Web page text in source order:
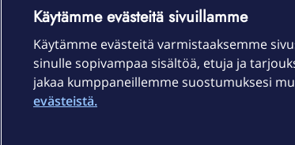
TV & audio
Kodinkoneet
Kamerat ja dronet
Kellot ja rannekkeet
Elisa
Elisa
Elisa
Elisa
Käytämme evästeitä sivuillamme
Käytämme evästeitä varmistaaksemme
sinulle sopivampaa sisältöä, etuja ja
jakaa kumppaneillemme suostumuksesi
evästeistä.